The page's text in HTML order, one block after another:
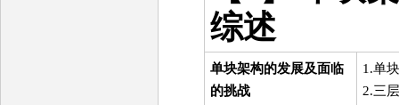
综述
单块架构的发展及面临
的挑战
1.单
2.三